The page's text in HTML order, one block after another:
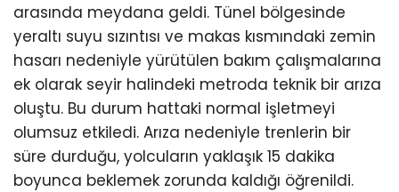
arasında meydana geldi. Tünel bölgesinde
yeraltı suyu sızıntısı ve makas kısmındaki zemin
hasarı nedeniyle yürütülen bakım çalışmalarına
ek olarak seyir halindeki metroda teknik bir arıza
oluştu. Bu durum hattaki normal işletmeyi
olumsuz etkiledi. Arıza nedeniyle trenlerin bir
süre durduğu, yolcuların yaklaşık 15 dakika
boyunca beklemek zorunda kaldığı öğrenildi.